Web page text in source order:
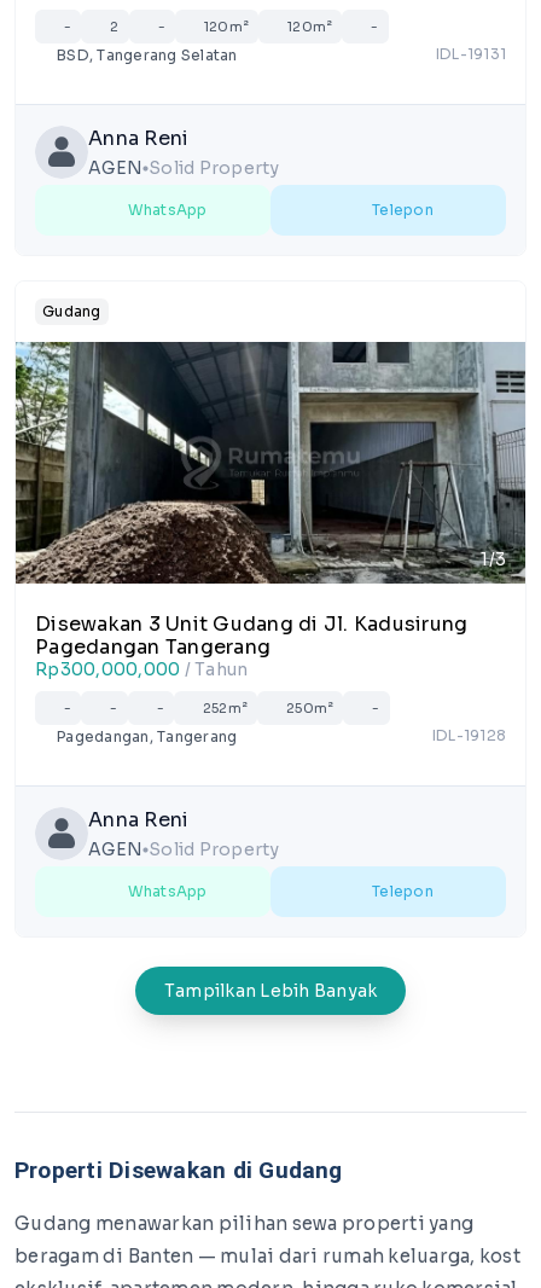
- 2 - 120m² 120m² -
BSD, Tangerang Selatan IDL-19131
Anna Reni
AGEN lens Solid Property
WhatsApp Telepon
Gudang
1/3
Disewakan 3 Unit Gudang di Jl. Kadusirung
Pagedangan Tangerang
Rp300,000,000 / Tahun
- - - 252m² 250m² -
Pagedangan, Tangerang IDL-19128
Anna Reni
AGEN lens Solid Property
WhatsApp Telepon
Tampilkan Lebih Banyak
Properti Disewakan di Gudang
Gudang menawarkan pilihan sewa properti yang
beragam di Banten — mulai dari rumah keluarga, kost